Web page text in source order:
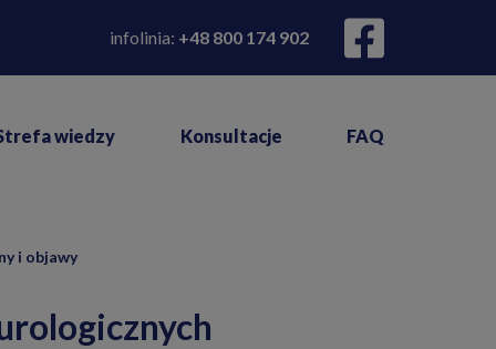
infolinia: +48 800 174 902
wiedzy Konsultacje FAQ
i objawy